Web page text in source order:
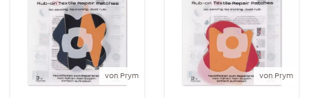
von Prym von Prym